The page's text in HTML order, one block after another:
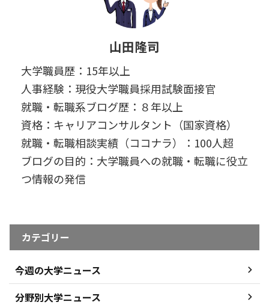
山田隆司
大学職員歴：15年以上
人事経験：現役大学職員採用試験面接官
就職・転職系ブログ歴：８年以上
資格：キャリアコンサルタント（国家資格）
就職・転職相談実績（ココナラ）：100人超
ブログの目的：大学職員への就職・転職に役立
つ情報の発信
カテゴリー
今週の大学ニュース
分野別大学ニュース